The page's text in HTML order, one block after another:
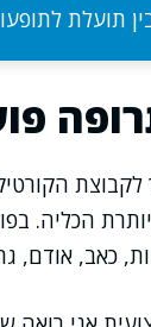
תועלת
לקבוצת
הכליה.
כאב, אודם,